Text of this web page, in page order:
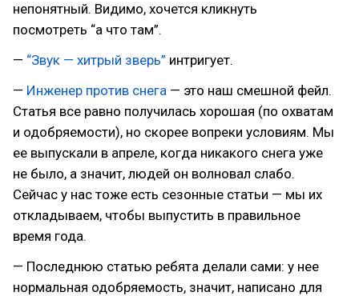
непонятный. Видимо, хочется кликнуть
посмотреть “а что там”.
— “Звук — хитрый зверь” интригует.
— Инженер против снега — это наш смешной фейл.
Статья все равно получилась хорошая (по охватам
и одобряемости), но скорее вопреки условиям. Мы
ее выпускали в апреле, когда никакого снега уже
не было, а значит, людей он волновал слабо.
Сейчас у нас тоже есть сезонные статьи — мы их
откладываем, чтобы выпустить в правильное
время года.
— Последнюю статью ребята делали сами: у нее
нормальная одобряемость, значит, написано для